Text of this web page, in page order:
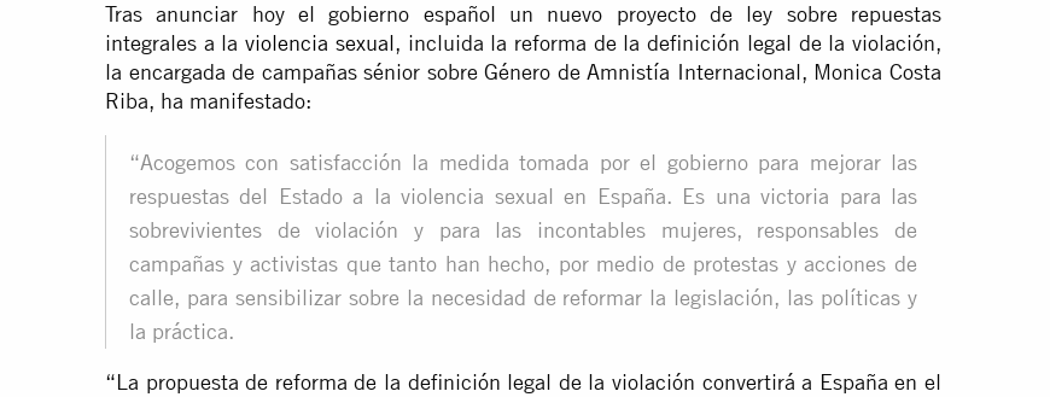
Tras anunciar hoy el gobierno español un nuevo proyecto de ley sobre repuestas
integrales a laviolencia sexual, incluida la reforma de la definición legal de la violación,
la encargada de campañas sénior sobre Género de Amnistía Internacional, Monica Costa
Riba, ha manifestado:
“Acogemos con satisfacción la medida tomada por el gobierno para mejorar las
respuestas del Estado a la violencia sexual en España. Es una victoria para las
sobrevivientes de violación y para las incontables mujeres, responsables de
campañas y activistas que tanto han hecho, por medio de protestas y acciones de
calle, para sensibilizar sobre la necesidad de reformar la legislación, las políticas y
la práctica.
“La propuesta de reforma de la definición legal de la violación convertirá a España en el